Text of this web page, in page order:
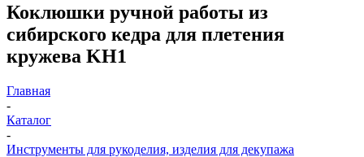
Коклюшки ручной работы из
сибирского кедра для плетения
кружева KH1
Главная
-
Каталог
-
Инструменты для рукоделия, изделия для декупажа